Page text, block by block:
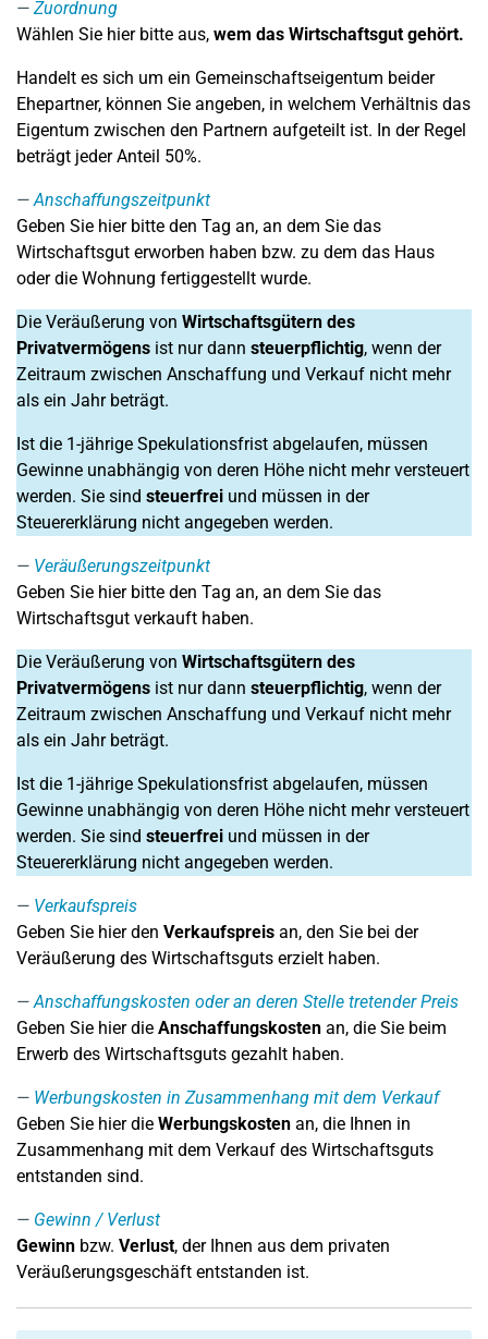
Zuordnung
Wählen Sie hier bitte aus, wem das Wirtschaftsgut gehört.
Handelt es sich um ein Gemeinschaftseigentum beider
Ehepartner, können Sie angeben, in welchem Verhältnis das
Eigentum zwischen den Partnern aufgeteilt ist. In der Regel
beträgt jeder Anteil 50%.
Anschaffungszeitpunkt
Geben Sie hier bitte den Tag an, an dem Sie das
Wirtschaftsgut erworben haben bzw. zu dem das Haus
oder die Wohnung fertiggestellt wurde.
Die Veräußerung von Wirtschaftsgütern des
Privatvermögens ist nur dann steuerpflichtig, wenn der
Zeitraum zwischen Anschaffung und Verkauf nicht mehr
als ein Jahr beträgt.
Ist die 1-jährige Spekulationsfrist abgelaufen, müssen
Gewinne unabhängig von deren Höhe nicht mehr versteuert
werden. Sie sind steuerfrei und müssen in der
Steuererklärung nicht angegeben werden.
Veräußerungszeitpunkt
Geben Sie hier bitte den Tag an, an dem Sie das
Wirtschaftsgut verkauft haben.
Die Veräußerung von Wirtschaftsgütern des
Privatvermögens ist nur dann steuerpflichtig, wenn der
Zeitraum zwischen Anschaffung und Verkauf nicht mehr
als ein Jahr beträgt.
Ist die 1-jährige Spekulationsfrist abgelaufen, müssen
Gewinne unabhängig von deren Höhe nicht mehr versteuert
werden. Sie sind steuerfrei und müssen in der
Steuererklärung nicht angegeben werden.
Verkaufspreis
Geben Sie hier den Verkaufspreis an, den Sie bei der
Veräußerung des Wirtschaftsguts erzielt haben.
Anschaffungskosten oder an deren Stelle tretender Preis
Geben Sie hier die Anschaffungskosten an, die Sie beim
Erwerb des Wirtschaftsguts gezahlt haben.
Werbungskosten in Zusammenhang mit dem Verkauf
Geben Sie hier die Werbungskosten an, die Ihnen in
Zusammenhang mit dem Verkauf des Wirtschaftsguts
entstanden sind.
Gewinn / Verlust
Gewinn bzw. Verlust, der Ihnen aus dem privaten
Veräußerungsgeschäft entstanden ist.